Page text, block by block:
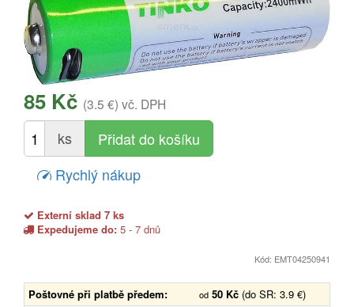
85 Kč (3.5 €) vč. DPH
ks
Rychlý nákup
Externí sklad 7 ks
Expedujeme do: 5 - 7 dnů
Kód: EMT04250941
Poštovné při platbě předem: od 50 Kč (do SR: 3.9 €)